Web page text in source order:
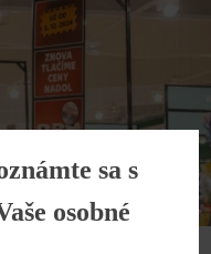
sa s
osobné